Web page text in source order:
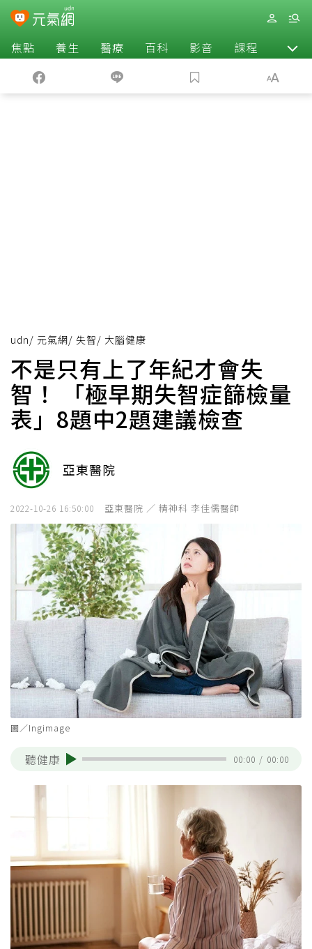
焦點 養生 醫療 百科 影音 課程 退休
udn/ 元氣網/ 失智/ 大腦健康
不是只有上了年紀才會失
智！ 「極早期失智症篩檢量
表」8題中2題建議檢查
亞東醫院
2022-10-26 16:50:00 亞東醫院 ／ 精神科 李佳儒醫師
圖／Ingimage
聽健康 00:00 / 00:00